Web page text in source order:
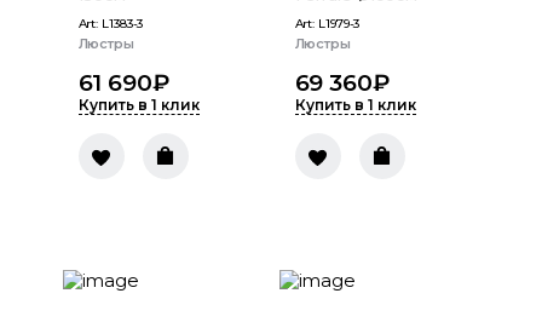
Art: L1383-3
Люстры
61 690₽
Купить в 1 клик
Art: L1979-3
Люстры
69 360₽
Купить в 1 клик